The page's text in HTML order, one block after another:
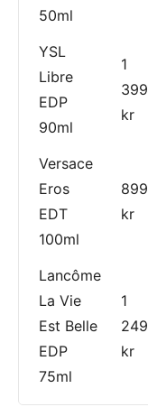
50ml
YSL
Libre
EDP
90ml
1
399
kr
Versace
Eros
EDT
100ml
899
kr
Lancôme
La Vie
Est Belle
EDP
75ml
1
249
kr